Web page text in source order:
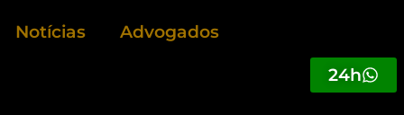
Notícias Advogados
24h